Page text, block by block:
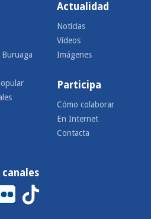
Actualidad
Noticias
Vídeos
Imágenes
Participa
Cómo colaborar
En Internet
Contacta